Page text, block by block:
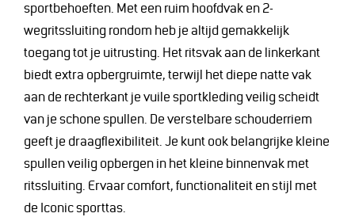
sportbehoeften. Met een ruim hoofdvak en 2-
wegritssluiting rondom heb je altijd gemakkelijk
toegang tot je uitrusting. Het ritsvak aan de linkerkant
biedt extra opbergruimte, terwijl het diepe natte vak
aan de rechterkant je vuile sportkleding veilig scheidt
van je schone spullen. De verstelbare schouderriem
geeft je draagflexibiliteit. Je kunt ook belangrijke kleine
spullen veilig opbergen in het kleine binnenvak met
ritssluiting. Ervaar comfort, functionaliteit en stijl met
de Iconic sporttas.